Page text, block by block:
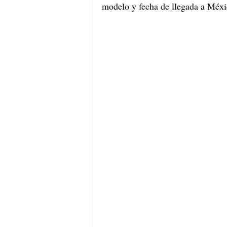
modelo y fecha de llegada a